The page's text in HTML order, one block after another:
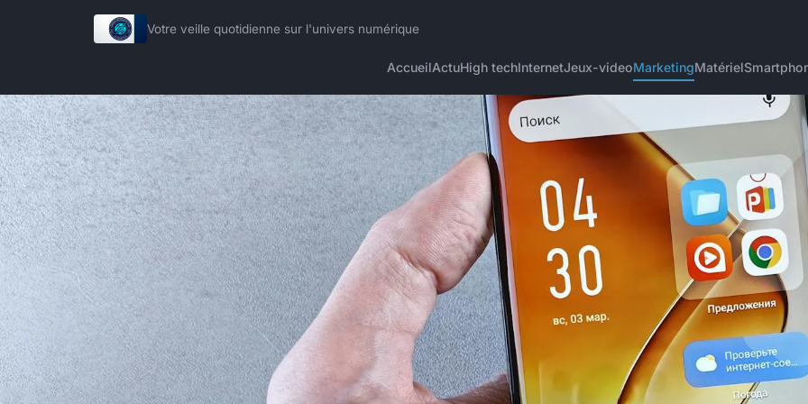
Votre veille quotidienne sur l'univers numérique
AccueilActuHigh techInternetJeux-videoMarketingMatériel